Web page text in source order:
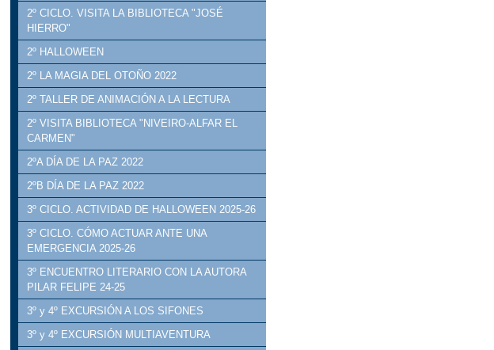
2º CICLO. VISITA LA BIBLIOTECA "JOSÉ
HIERRO"
2º HALLOWEEN
2º LA MAGIA DEL OTOÑO 2022
2º TALLER DE ANIMACIÓN A LA LECTURA
2º VISITA BIBLIOTECA "NIVEIRO-ALFAR EL
CARMEN"
2ºA DÍA DE LA PAZ 2022
2ºB DÍA DE LA PAZ 2022
3º CICLO. ACTIVIDAD DE HALLOWEEN 2025-26
3º CICLO. CÓMO ACTUAR ANTE UNA
EMERGENCIA 2025-26
3º ENCUENTRO LITERARIO CON LA AUTORA
PILAR FELIPE 24-25
3º y 4º EXCURSIÓN A LOS SIFONES
3º y 4º EXCURSIÓN MULTIAVENTURA